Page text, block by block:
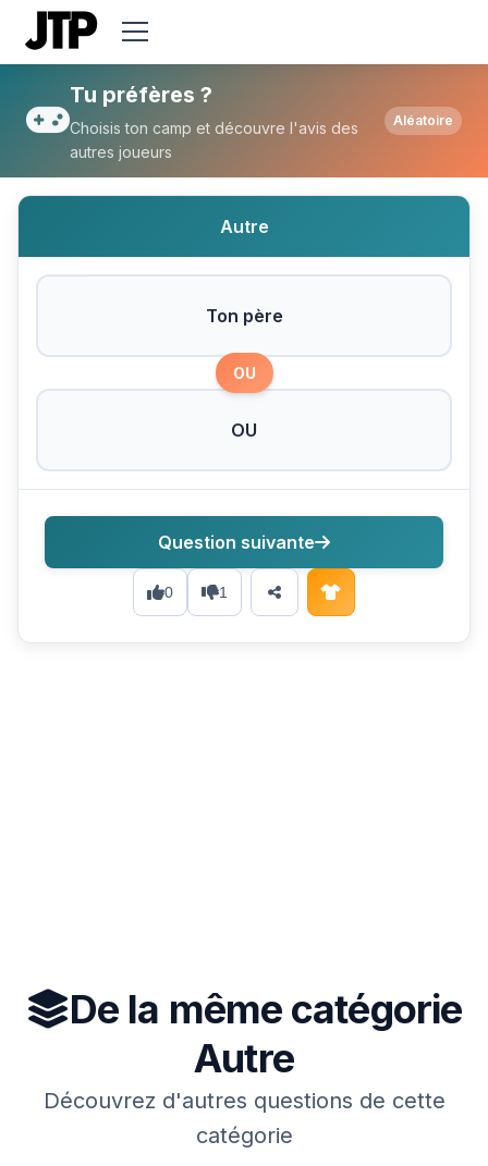
Tu préfères Ton père ou OU ?
Tu préfères ?
Choisis ton camp et découvre l'avis des
autres joueurs
Aléatoire
Autre
Ton père
OU
OU
0 1
Question suivante
De la même catégorie
Autre
Découvrez d'autres questions de cette
catégorie